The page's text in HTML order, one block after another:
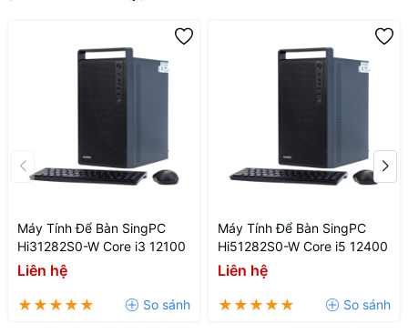
54.1 x 19.5 x 41.7 cm
Máy Tính Để Bàn SingPC
Hi31282S0-W Core i3 12100
Liên hệ
Máy Tính Để Bàn SingPC
Hi51282S0-W Core i5 12400
Liên hệ